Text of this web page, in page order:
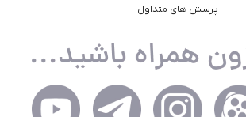
پرسش های متداول